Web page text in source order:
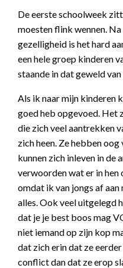
De eerste schoolweek
moesten flink wennen.
gezelligheid is het hard
een hele groep kinderen
staande in dat geweld
Als ik naar mijn kinderen
goed heb opgevoed. Het
die zich veel aantrekken
zich heen. Ze hebben
kunnen zich inleven in de
verwoorden wat er in
omdat ik van jongs af
alles. Ook veel uitgelegd
dat je je best boos mag
niet iemand op zijn kop
dat zich erin dat ze
conflict dan dat ze erop